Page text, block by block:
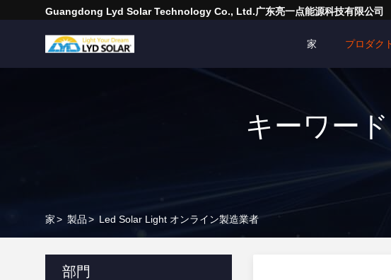
Guangdong Lyd Solar Technology Co., Ltd.广东亮一点能源科技有限公司
家 プロダク
キーワー
家> 製品> Led Solar Light オンライン製造業者
部門